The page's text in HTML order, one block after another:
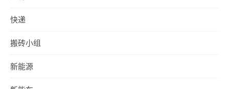
快递
搬砖小组
新能源